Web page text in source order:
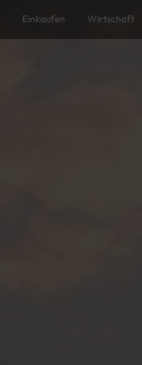
Einkaufen Wirtschaft